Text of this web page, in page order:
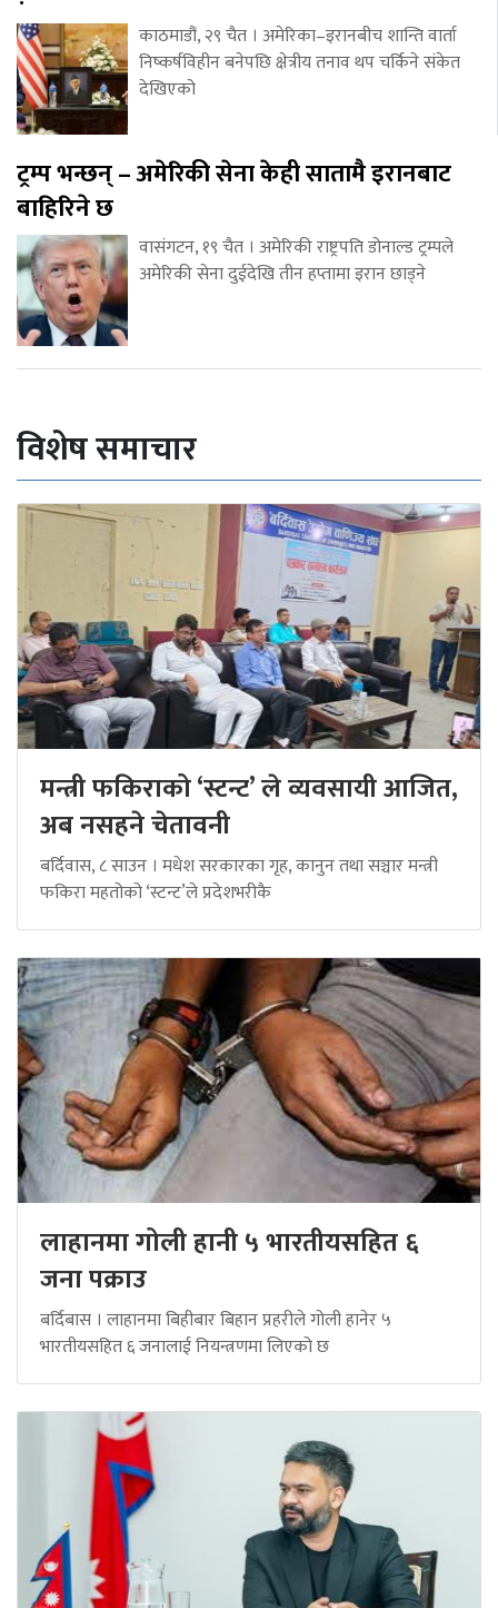
काठमाडौं, २९ चैत । अमेरिका–इरानबीच शान्ति वार्ता
निष्कर्षविहीन बनेपछि क्षेत्रीय तनाव थप चर्किने संकेत
देखिएको
ट्रम्प भन्छन् – अमेरिकी सेना केही सातामै इरानबाट
बाहिरिने छ
वासंगटन, १९ चैत । अमेरिकी राष्ट्रपति डोनाल्ड ट्रम्पले
अमेरिकी सेना दुईदेखि तीन हप्तामा इरान छाड्ने
विशेष समाचार
मन्त्री फकिराको ‘स्टन्ट’ ले व्यवसायी आजित,
अब नसहने चेतावनी
बर्दिवास, ८ साउन । मधेश सरकारका गृह, कानुन तथा सञ्चार मन्त्री
फकिरा महतोको ‘स्टन्ट’ले प्रदेशभरीकै
लाहानमा गोली हानी ५ भारतीयसहित ६
जना पक्राउ
बर्दिबास । लाहानमा बिहीबार बिहान प्रहरीले गोली हानेर ५
भारतीयसहित ६ जनालाई नियन्त्रणमा लिएको छ